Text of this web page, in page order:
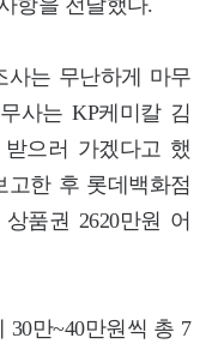
사는 무난하게 마무
사는 KP케미칼 김
으러 가겠다고 했
한 후 롯데백화점
품권 2620만원 어
만~40만원씩 총 7